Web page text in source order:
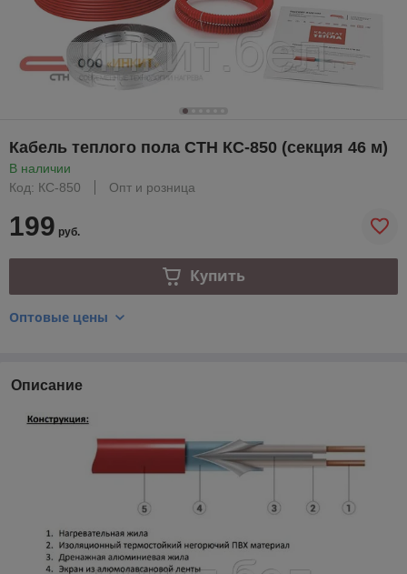
Кабель теплого пола СТН КС-850 (секция 46 м)
В наличии
Код: КС-850
Опт и розница
199 руб.
Купить
Оптовые цены
Описание